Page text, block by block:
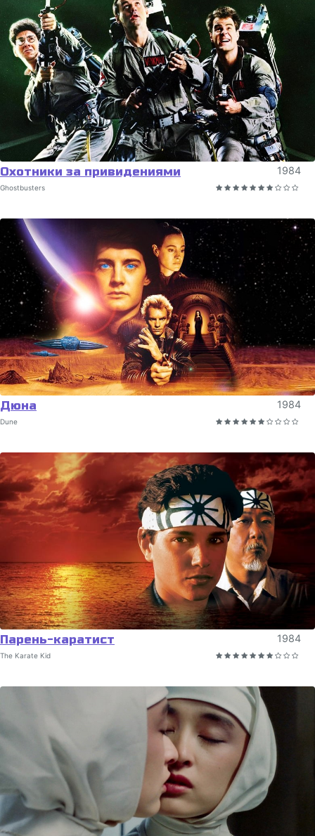
Охотники за привидениями 1984
Ghostbusters
Дюна 1984
Dune
Парень-каратист 1984
The Karate Kid